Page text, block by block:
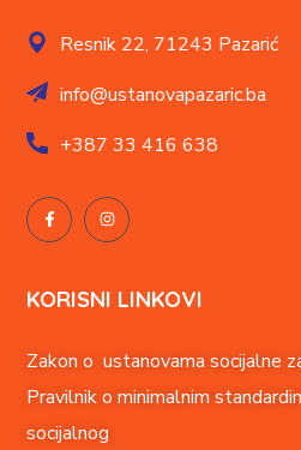
Resnik 22, 71243 Pazarić
info@ustanovapazaric.ba
+38733 416 638
KORISNI LINKOVI
Zakon o ustanovama socijalne
Pravilnik o minimalnim
socijalnog